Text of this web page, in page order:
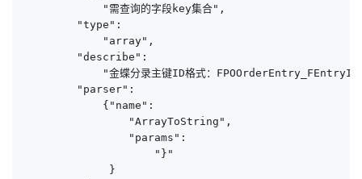
            "需查询的字段key集合",
        "type":
            "array",
        "describe":
"金蝶分录主键ID格式：
        "parser":
            {"name":
                "ArrayToString",
                "params":
                    "}"
             }